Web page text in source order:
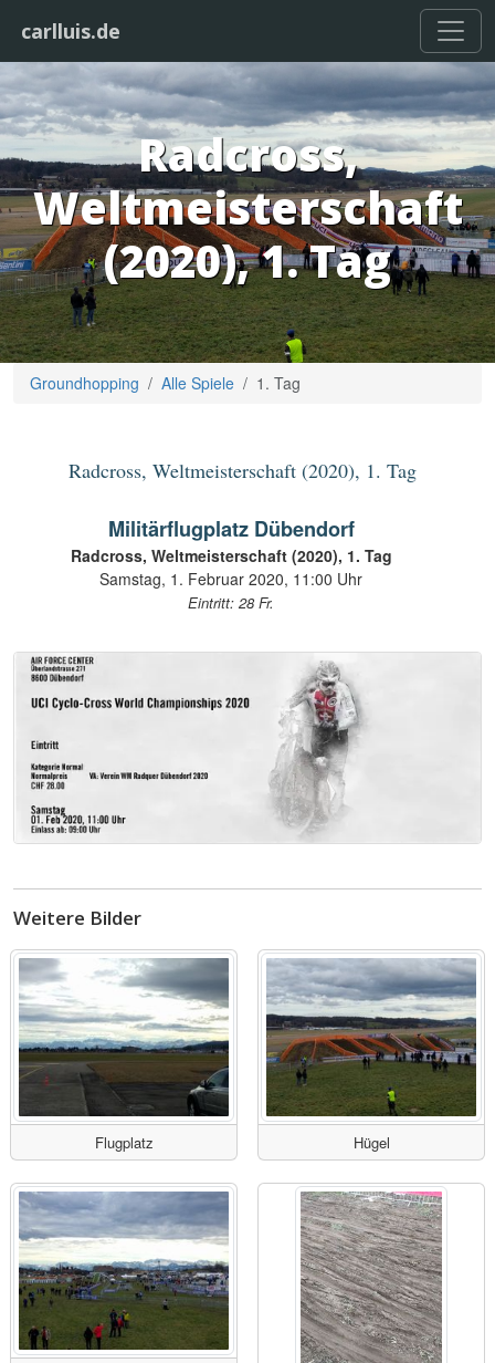
carlluis.de
Radcross,
Weltmeisterschaft
(2020), 1. Tag
Groundhopping Alle Spiele 1. Tag
Radcross, Weltmeisterschaft (2020), 1. Tag
Militärflugplatz Dübendorf
Radcross, Weltmeisterschaft (2020), 1. Tag
Samstag, 1. Februar 2020, 11:00 Uhr
Eintritt: 28 Fr.
Weitere Bilder
Flugplatz Hügel